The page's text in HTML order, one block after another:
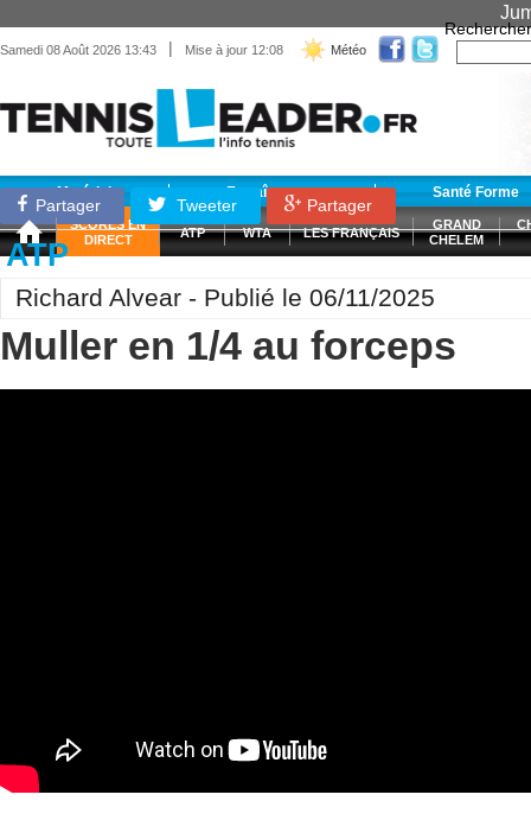
Samedi 08 Août 2026 13:43 | Mise à jour 12:08 Météo
Rechercher
Matériel Entraînement Santé Forme
SCORES EN
DIRECT
ATP WTA LES FRANÇAIS
GRAND
CHELEM
Partager Tweeter Partager
ATP
Richard Alvear - Publié le 06/11/2025
Muller en 1/4 au forceps